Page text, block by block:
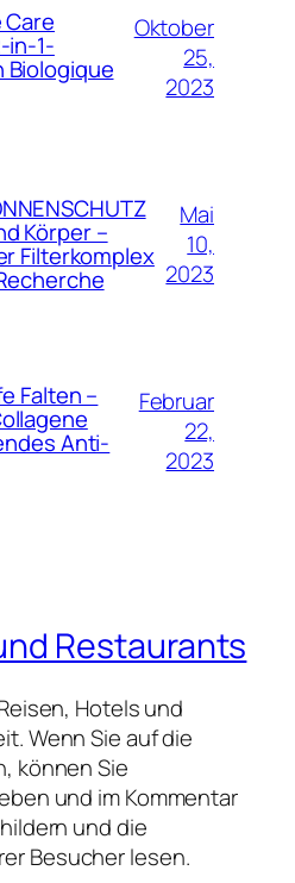
Care
in-1-
Biologique
Oktober
25,
2023
Körper –
Filterkomplex
Mai
10,
2023
Falten –
Anti-
Februar
22,
2023
Restaurants
Hotels und
Wenn Sie auf die
können Sie
und im Kommentar
und die
Besucher lesen.